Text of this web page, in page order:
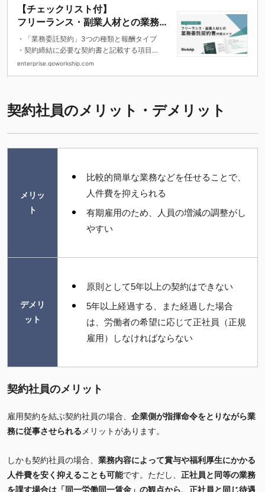
【チェックリスト付】
フリーランス・副業人材との業務委
託契約書作成ガイド
・「業務委託契約」3つの種類と報酬タイプ
・契約締結に必要な契約書と記載する項目
・契約書 作成チェックリスト
enterprise.goworkship.com
契約社員のメリット・デメリット
メリッ
ト
比較的簡単な業務などを任せることで、
人件費を抑えられる
有期雇用のため、人員の増減の調整がし
やすい
デメリ
ット
原則として5年以上の契約はできない
5年以上経過する、また経過した場合
は、労働者の希望に応じて正社員（正規
雇用）しなければならない
契約社員のメリット
雇用契約を結ぶ契約社員の場合、 企業側が指揮命令をとりながら業
務に従事させられる メリットがあります。
しかも契約社員の場合、 業務内容によって賞与や福利厚生にかかる
人件費を安く抑えることも可能です。ただし、 正社員と同等の業務
を課す場合は「同一労働同一賃金」の観点から、正社員と同じ待遇